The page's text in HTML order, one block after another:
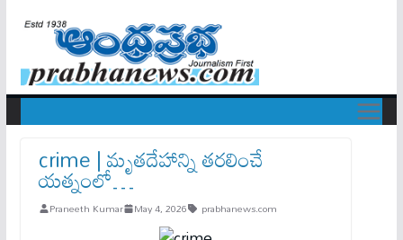
crime | మృతదేహాన్ని తరలించే
యత్నంలో…
Praneeth Kumar May 4, 2026 prabhanews.com